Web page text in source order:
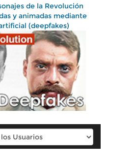
de la Revolución
y animadas mediante
(deepfakes)